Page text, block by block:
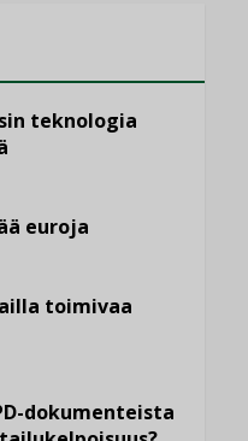
teknologia
euroja
toimivaa
dokumenteista